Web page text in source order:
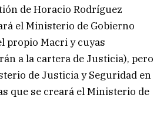
de Horacio Rodríguez
el Ministerio de Gobierno
propio Macri y cuyas
a la cartera de Justicia), pero
de Justicia y Seguridad en
que se creará el Ministerio de